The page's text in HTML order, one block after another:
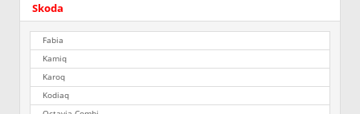
Skoda
Fabia
Kamiq
Karoq
Kodiaq